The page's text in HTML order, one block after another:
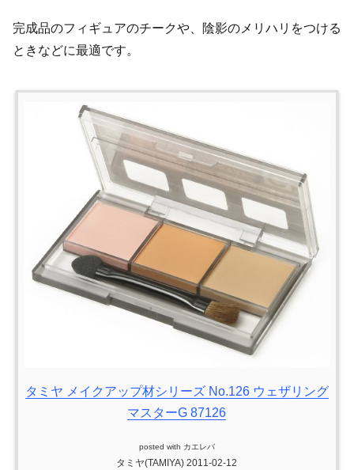
完成品のフィギュアのチークや、陰影のメリハリをつける
ときなどに最適です。
タミヤ メイクアップ材シリーズ No.126 ウェザリング
マスターG 87126
posted with カエレバ
タミヤ(TAMIYA) 2011-02-12